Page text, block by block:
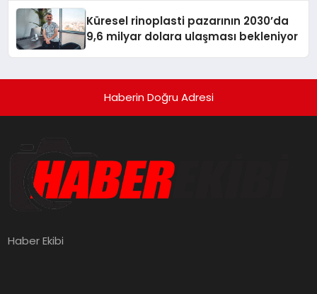
Küresel rinoplasti pazarının 2030’da
9,6 milyar dolara ulaşması bekleniyor
Haberin Doğru Adresi
Haber Ekibi